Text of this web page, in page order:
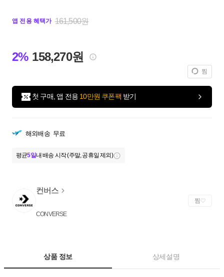
앱 전용 혜택가 161,500원
2% 158,270원
찜
첫 구매, 앱 전용 10만원 쿠폰팩 받기
해외배송 무료
평균5일내 배송 시작 (주말, 공휴일 제외)
컨버스
CONVERSE
찜
상품 정보 상세설명